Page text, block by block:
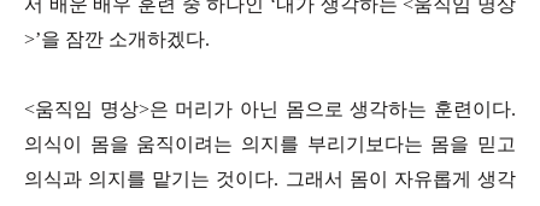
서 배운 배우 훈련 중 하나인 ‘내가 생각하는 <움직임 명상
>’을 잠깐 소개하겠다.
<움직임 명상>은 머리가 아닌 몸으로 생각하는 훈련이다.
의식이 몸을 움직이려는 의지를 부리기보다는 몸을 믿고
의식과 의지를 맡기는 것이다. 그래서 몸이 자유롭게 생각